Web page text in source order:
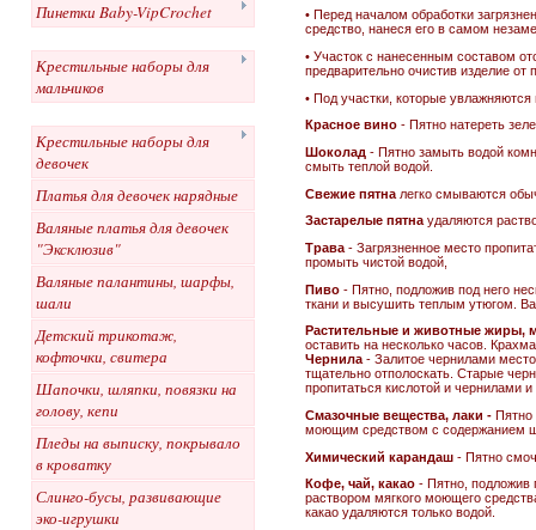
Пинетки Baby-VipCrochet
Крестильные наборы для
мальчиков
Крестильные наборы для
девочек
Платья для девочек нарядные
Валяные платья для девочек
"Эксклюзив"
Валяные палантины, шарфы,
шали
Детский трикотаж,
кофточки, свитера
Шапочки, шляпки, повязки на
голову, кепи
Пледы на выписку, покрывало
в кроватку
Слинго-бусы, развивающие
эко-игрушки
• Перед началом обработки
средство, нанеся его в самом
• Участок с нанесенным составом
предварительно очистив изделие от
• Под участки, которые
Красное вино- Пятно натереть
Шоколад - Пятно замыть водой
смыть теплой водой.
Свежие пятналегко смываются
Застарелые пятнаудаляются
Трава- Загрязненное место
промыть чистой водой,
Пиво- Пятно, подложив под него
ткани и высушить теплым утюгом.
Растительные и животные жиры,
оставить на несколько часов.
Чернила- Залитое чернилами
тщательно отполоскать. Старые
пропитаться кислотой и чернилами
Смазочные вещества, лаки -Пятно
моющим средством с содержанием
Химический карандаш- Пятно
Кофе, чай, какао- Пятно, подложив
раствором мягкого моющего
какао удаляются только водой.